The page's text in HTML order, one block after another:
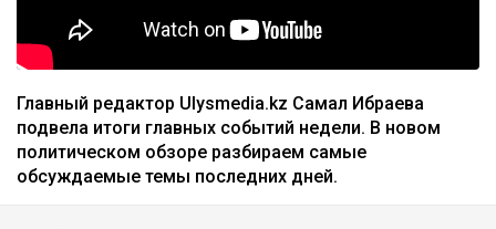
Главный редактор Ulysmedia.kz Самал Ибраева
подвела итоги главных событий недели. В новом
политическом обзоре разбираем самые
обсуждаемые темы последних дней.